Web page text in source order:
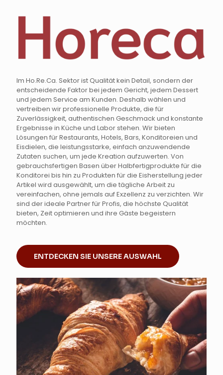
Im Ho.Re.Ca. Sektor ist Qualität kein Detail, sondern der
entscheidende Faktor bei jedem Gericht, jedem Dessert
und jedem Service am Kunden. Deshalb wählen und
vertreiben wir professionelle Produkte, die für
Zuverlässigkeit, authentischen Geschmack und konstante
Ergebnisse in Küche und Labor stehen. Wir bieten
Lösungen für Restaurants, Hotels, Bars, Konditoreien und
Eisdielen, die leistungsstarke, einfach anzuwendende
Zutaten suchen, um jede Kreation aufzuwerten. Von
gebrauchsfertigen Basen über Halbfertigprodukte für die
Konditorei bis hin zu Produkten für die Eisherstellung jeder
Artikel wird ausgewählt, um die tägliche Arbeit zu
vereinfachen, ohne jemals auf Exzellenz zu verzichten. Wir
sind der ideale Partner für Profis, die höchste Qualität
bieten, Zeit optimieren und ihre Gäste begeistern
möchten.
ENTDECKEN SIE UNSERE AUSWAHL